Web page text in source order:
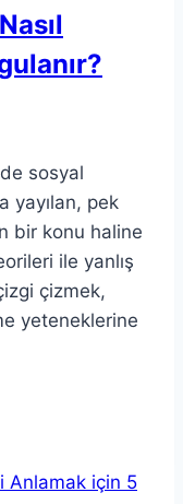
sosyal
yayılan, pek
bir konu haline
ile yanlış
çizmek,
yeteneklerine